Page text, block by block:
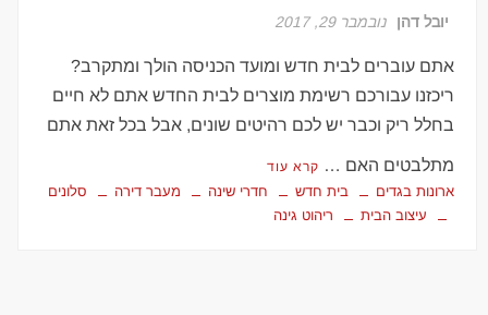
יובל דהן נובמבר 29, 2017
אתם עוברים לבית חדש ומועד הכניסה הולך ומתקרב?
ריכזנו עבורכם רשימת מוצרים לבית החדש אתם לא חיים
בחלל ריק וכבר יש לכם רהיטים שונים, אבל בכל זאת אתם
מתלבטים האם … קרא עוד
ארונות בגדים בית חדש חדרי שינה מעבר דירה
סלונים
עיצוב הבית
ריהוט גינה